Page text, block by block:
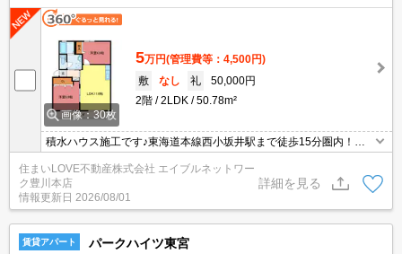
画像：30枚
5万円(管理費等：4,500円)
敷
なし 礼
50,000円
2階
2LDK 50.78m²
積水ハウス施工です♪東海道本線西小坂井駅まで徒歩15分圏内！ス
充実♪
住まいLOVE不動産株式会社 エイブルネットワー
ク豊川本店
情報更新日 2026/08/01
詳細を見る
賃貸アパート パークハイツ東宮